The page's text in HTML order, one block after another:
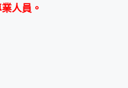
人員。